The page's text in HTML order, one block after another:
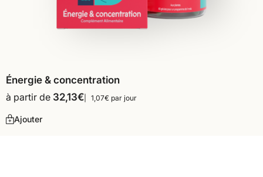
Énergie & concentration
à partir de 32,13€ 1,07€ par jour
Ajouter